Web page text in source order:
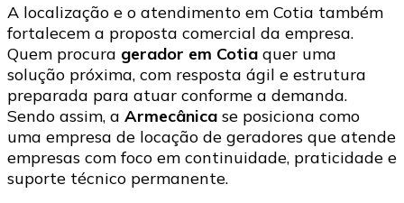
A localização e o atendimento em Cotia também
fortalecem a proposta comercial da empresa.
Quem procura gerador em Cotia quer uma
solução próxima, com resposta ágil e estrutura
preparada para atuar conforme a demanda.
Sendo assim, a Armecânica se posiciona como
uma empresa de locação de geradores que atende
empresas com foco em continuidade, praticidade e
suporte técnico permanente.